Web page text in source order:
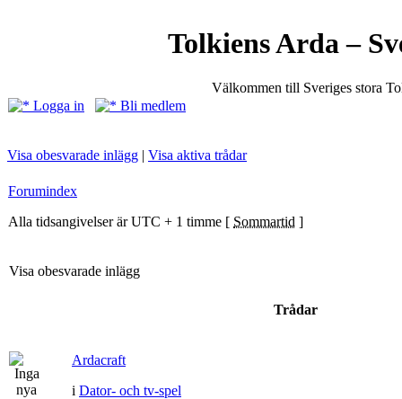
Tolkiens Arda –
Välkommen till Sveriges stora
Logga in
Bli medlem
Visa obesvarade inlägg | Visa aktiva trådar
Forumindex
Alla tidsangivelser är UTC + 1 timme [ Sommartid ]
Visa obesvarade inlägg
Trådar
Ardacraft
i Dator- och tv-spel